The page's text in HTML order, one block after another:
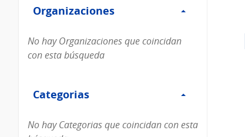
Organizaciones
Organizaciones
No hay Organizaciones que coincidan
con esta búsqueda
Categorias
Categorias
No hay Categorias que coincidan con esta